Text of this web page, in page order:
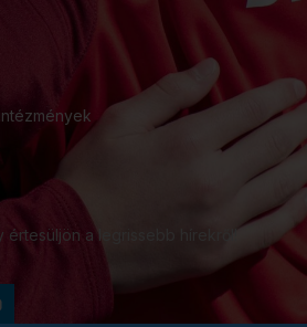
a legrissebb hírekről!